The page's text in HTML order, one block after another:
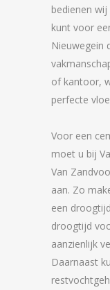
bedienen
kunt voor
Nieuwegein
of kantoor,
perfecte
Voor een
moet u bij
Van
aan. Zo
een
droogtijd
aanzienlijk
Daarnaast